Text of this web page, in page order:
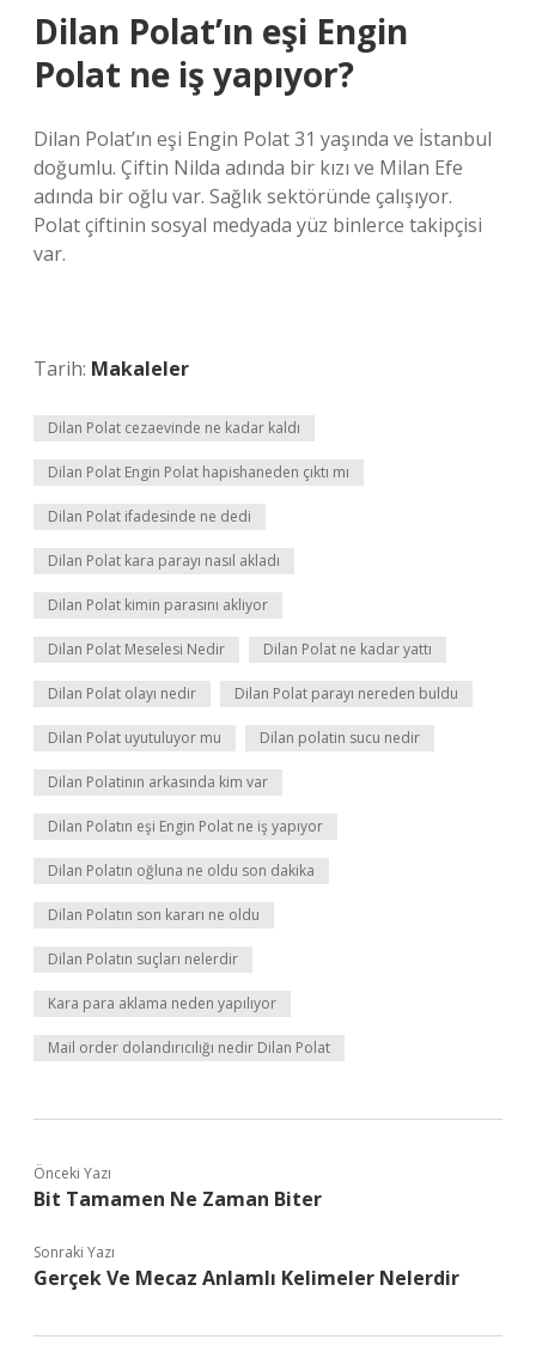
Dilan Polat’ın eşi Engin
Polat ne iş yapıyor?
Dilan Polat’ın eşi Engin Polat 31 yaşında ve İstanbul
doğumlu. Çiftin Nilda adında bir kızı ve Milan Efe
adında bir oğlu var. Sağlık sektöründe çalışıyor.
Polat çiftinin sosyal medyada yüz binlerce takipçisi
var.
Tarih: Makaleler
Dilan Polat cezaevinde ne kadar kaldı
Dilan Polat Engin Polat hapishaneden çıktı mı
Dilan Polat ifadesinde ne dedi
Dilan Polat kara parayı nasıl akladı
Dilan Polat kimin parasını akliyor
Dilan Polat Meselesi Nedir Dilan Polat ne kadar yattı
Dilan Polat olayı nedir Dilan Polat parayı nereden buldu
Dilan Polat uyutuluyor mu Dilan polatin sucu nedir
Dilan Polatinın arkasında kim var
Dilan Polatın eşi Engin Polat ne iş yapıyor
Dilan Polatın oğluna ne oldu son dakika
Dilan Polatın son kararı ne oldu
Dilan Polatın suçları nelerdir
Kara para aklama neden yapılıyor
Mail order dolandırıcılığı nedir Dilan Polat
Önceki Yazı
Bit Tamamen Ne Zaman Biter
Sonraki Yazı
Gerçek Ve Mecaz Anlamlı Kelimeler Nelerdir